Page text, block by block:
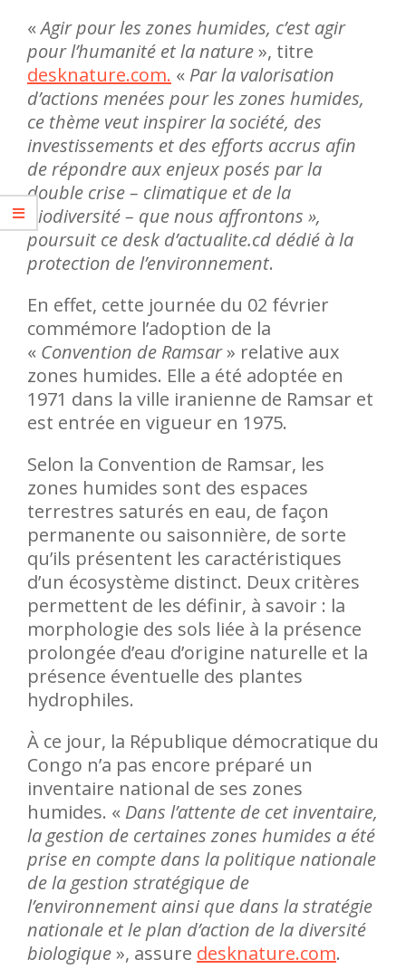
«Agir pour les zones humides, c’est agir
pour l’humanité et la nature», titre
desknature.com. « Par la valorisation
d’actions menées pour les zones humides,
ce thème veut inspirer la société, des
investissements et des efforts accrus afin
de répondre aux enjeux posés par la
double crise – climatique et de la
biodiversité – que nous affrontons »,
poursuit ce desk d’actualite.cd dédié à la
protection de l’environnement.
En effet, cette journée du 02 février
commémore l’adoption de la
« Convention de Ramsar» relative aux
zones humides. Elle a été adoptée en
1971 dans la ville iranienne de Ramsar et
est entrée en vigueur en 1975.
Selon la Convention de Ramsar, les
zones humides sont des espaces
terrestres saturés en eau, de façon
permanente ou saisonnière, de sorte
qu’ils présentent les caractéristiques
d’un écosystème distinct. Deux critères
permettent de les définir, à savoir : la
morphologie des sols liée à la présence
prolongée d’eau d’origine naturelle et la
présence éventuelle des plantes
hydrophiles.
À ce jour, la République démocratique du
Congo n’a pas encore préparé un
inventaire national de ses zones
humides. « Dans l’attente de cet inventaire,
la gestion de certaines zones humides a été
prise en compte dans la politique nationale
de la gestion stratégique de
l’environnement ainsi que dans la stratégie
nationale et le plan d’action de la diversité
biologique», assure desknature.com.